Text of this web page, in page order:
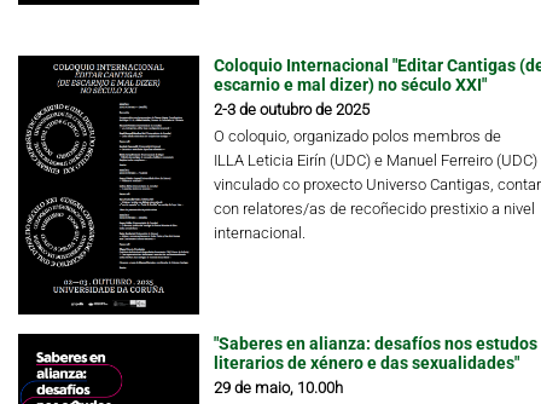
Coloquio Internacional "Editar Cantigas
escarnio e mal dizer) no século XXI"
2-3 de outubro de 2025
O coloquio, organizado polos membros de
ILLA Leticia Eirín (UDC) e Manuel Ferreiro (UDC)
vinculado co proxecto Universo Cantigas,
con relatores/as de recoñecido prestixio a nivel
internacional.
"Saberes en alianza: desafíos nos estudos
literarios de xénero e das sexualidades"
29 de maio, 10.00h